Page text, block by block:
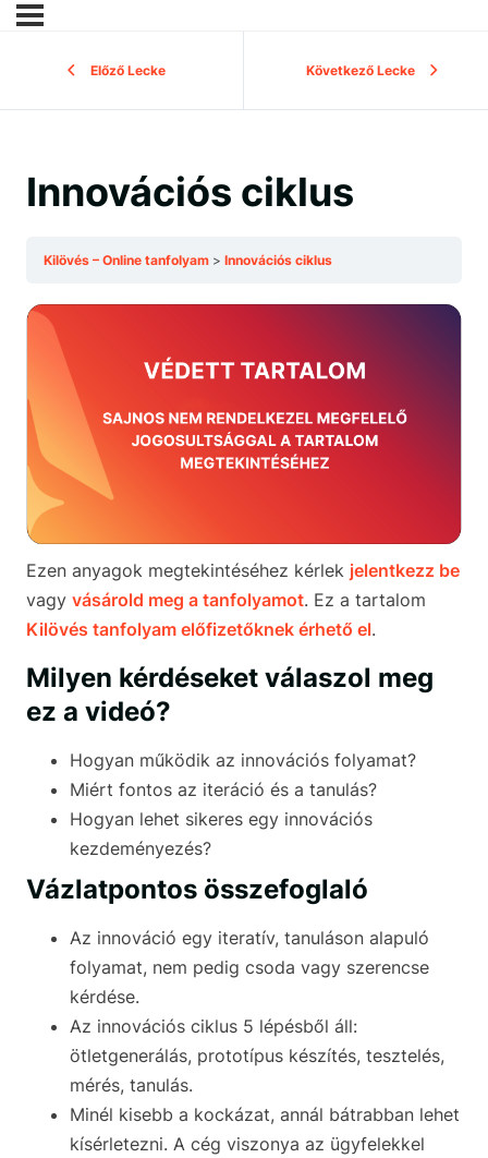
Előző Lecke Következő Lecke
Innovációs ciklus
Kilövés – Online tanfolyam Innovációs ciklus
Ezen anyagok megtekintéséhez kérlek jelentkezz be
vagy vásárold meg a tanfolyamot. Ez a tartalom
Kilövés tanfolyam előfizetőknek érhető el.
Milyen kérdéseket válaszol meg
ez a videó?
Hogyan működik az innovációs folyamat?
Miért fontos az iteráció és a tanulás?
Hogyan lehet sikeres egy innovációs
kezdeményezés?
Vázlatpontos összefoglaló
Az innováció egy iteratív, tanuláson alapuló
folyamat, nem pedig csoda vagy szerencse
kérdése.
Az innovációs ciklus 5 lépésből áll:
ötletgenerálás, prototípus készítés, tesztelés,
mérés, tanulás.
Minél kisebb a kockázat, annál bátrabban lehet
kísérletezni. A cég viszonya az ügyfelekkel